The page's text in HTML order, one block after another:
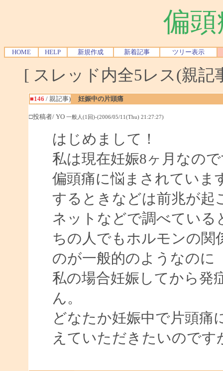
偏
HOME HELP 新規作成 新着記事 ツリー表示
[ スレッド内全5レス(親
■146 / 親記事) 妊娠中の片頭痛
□投稿者/ YO 一般人(1回)-(2006/05/11(Thu) 21:27:27)
はじめまして！
私は現在妊娠8ヶ月なの
偏頭痛に悩まされていま
するときなどは前兆が起
ネットなどで調べている
ちの人でもホルモンの関
のが一般的のようなのに
私の場合妊娠してから発
ん。
どなたか妊娠中で片頭痛
えていただきたいのです